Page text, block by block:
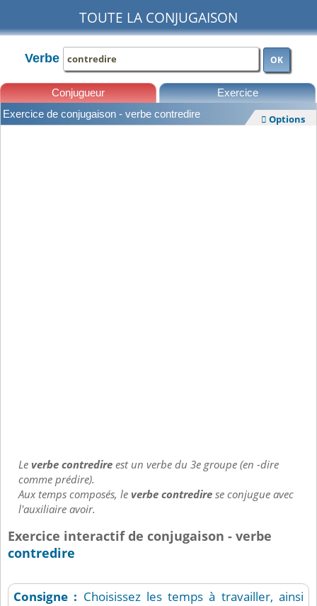
TOUTE LA CONJUGAISON
Verbe OK
Conjugueur Exercice
Exercice de conjugaison - verbe contredire  Options
Leverbe contredireest un verbe du 3e groupe (en -dire
comme prédire).
Aux temps composés, leverbe contredirese conjugue avec
l'auxiliaire avoir.
Exercice interactif de conjugaison - verbe
contredire
Consigne : Choisissez les temps à travailler, ainsi